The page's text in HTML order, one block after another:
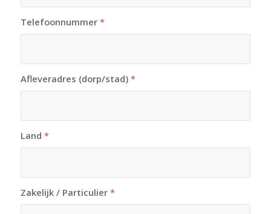
Telefoonnummer *
Afleveradres (dorp/stad) *
Land *
Zakelijk / Particulier *